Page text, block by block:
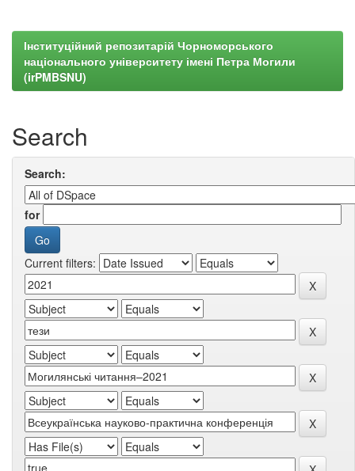
Інституційний репозитарій Чорноморського
національного університету імені Петра Могили
(irPMBSNU)
Search
Search:
for
Current filters: